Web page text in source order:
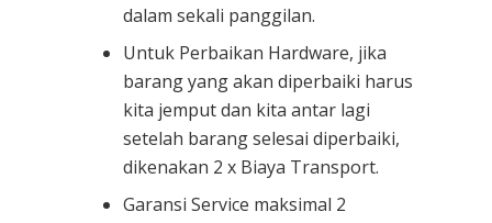
dalam sekali panggilan.
Untuk Perbaikan Hardware, jika
barang yang akan diperbaiki harus
kita jemput dan kita antar lagi
setelah barang selesai diperbaiki,
dikenakan 2 x Biaya Transport.
Garansi Service maksimal 2